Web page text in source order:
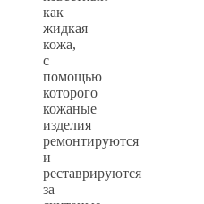
как
жидкая
кожа,
с
помощью
которого
кожаные
изделия
ремонтируются
и
реставрируются
за